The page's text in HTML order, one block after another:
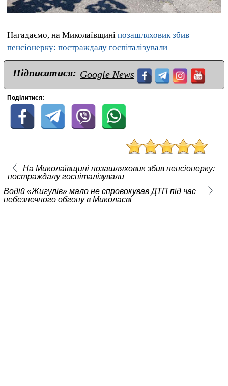
Нагадаємо, на Миколаївщині позашляховик збив
пенсіонерку: постраждалу госпіталізували
Підписатися: Google News
Поділитися:
На Миколаївщині позашляховик збив пенсіонерку:
постраждалу госпіталізували
Водій «Жигулів» мало не спровокував ДТП під час
небезпечного обгону в Миколаєві